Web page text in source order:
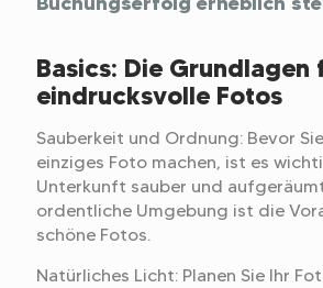
Basics: Die Grundlagen
eindrucksvolle Fotos
Sauberkeit und Ordnung: Bevor
einziges Foto machen, ist es
Unterkunft sauber und
ordentliche Umgebung ist die
schöne Fotos.
Natürliches Licht: Planen Sie Ihr